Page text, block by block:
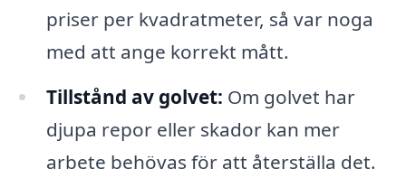
priser per kvadratmeter, så var noga
med att ange korrekt mått.
Tillstånd av golvet: Om golvet har
djupa repor eller skador kan mer
arbete behövas för att återställa det.